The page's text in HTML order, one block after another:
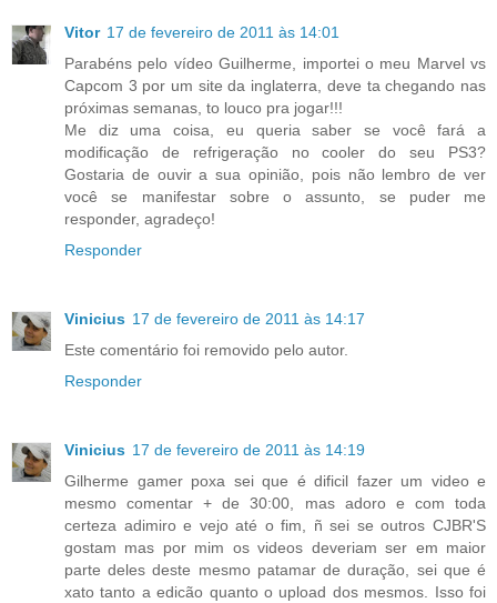
Vitor 17 de fevereiro de 2011 às 14:01
Parabéns pelo vídeo Guilherme, importei o meu Marvel vs
Capcom 3 por um site da inglaterra, deve ta chegando nas
próximas semanas, to louco pra jogar!!!
Me diz uma coisa, eu queria saber se você fará a
modificação de refrigeração no cooler do seu PS3?
Gostaria de ouvir a sua opinião, pois não lembro de ver
você se manifestar sobre o assunto, se puder me
responder, agradeço!
Responder
Vinicius 17 de fevereiro de 2011 às 14:17
Este comentário foi removido pelo autor.
Responder
Vinicius 17 de fevereiro de 2011 às 14:19
Gilherme gamer poxa sei que é dificil fazer um video e
mesmo comentar + de 30:00, mas adoro e com toda
certeza adimiro e vejo até o fim, ñ sei se outros CJBR'S
gostam mas por mim os videos deveriam ser em maior
parte deles deste mesmo patamar de duração, sei que é
xato tanto a edicão quanto o upload dos mesmos. Isso foi